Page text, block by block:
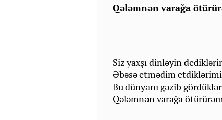
Qәlәmnәn varağa
Siz yaxşı dinlәyin
Әbәsә etmәdim
Bu dünyanı gәzib
Qәlәmnәn varağa